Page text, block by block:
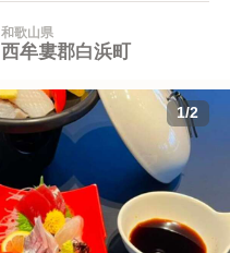
和歌山県
西牟婁郡白浜町
1/2